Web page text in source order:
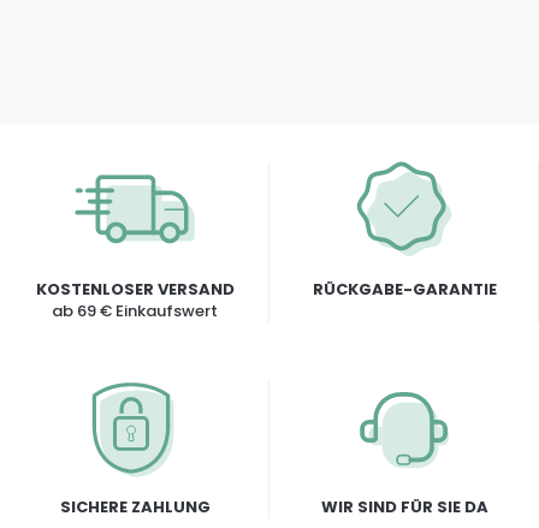
KOSTENLOSER VERSAND
ab 69 € Einkaufswert
RÜCKGABE-GARANTIE
SICHERE ZAHLUNG WIR SIND FÜR SIE DA